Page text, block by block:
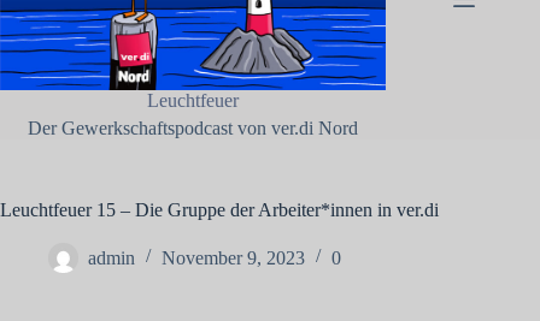
Zur
Internetseite
von ver.di
Nord
Blinkfüer –
Eine
Leuchtfeuer
Der Gewerkschaftspodcast von ver.di Nord
Leuchtfeuer 15 – Die Gruppe der Arbeiter*innen in ver.di
admin November 9, 2023 0